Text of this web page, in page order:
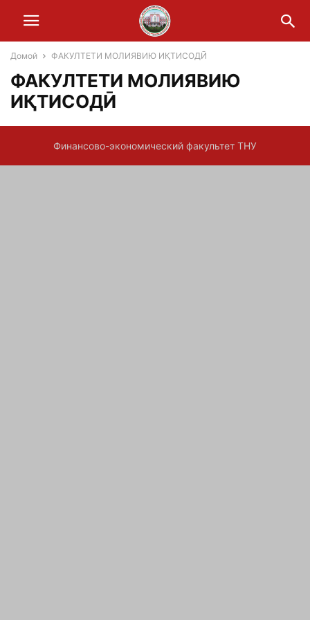
Домой ФАКУЛТЕТИ МОЛИЯВИЮ ИҚТИСОДӢ
ФАКУЛТЕТИ МОЛИЯВИЮ
ИҚТИСОДӢ
Финансово-экономический факультет ТНУ